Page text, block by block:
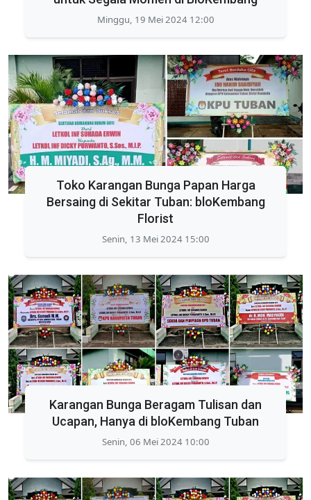
Minggu, 19 Mei 2024 12:00
Toko Karangan Bunga Papan Harga
Bersaing di Sekitar Tuban: bloKembang
Florist
Senin, 13 Mei 2024 15:00
Karangan Bunga Beragam Tulisan dan
Ucapan, Hanya di bloKembang Tuban
Senin, 06 Mei 2024 10:00